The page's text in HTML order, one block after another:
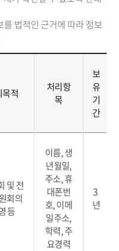
법적인 근거에 따라 정보
목적
처리항
목
보
유
기
간
및 전
회의
등
이름, 생
년월일,
주소, 휴
대폰번
호, 이메
일주소,
학력, 주
요경력
3
년